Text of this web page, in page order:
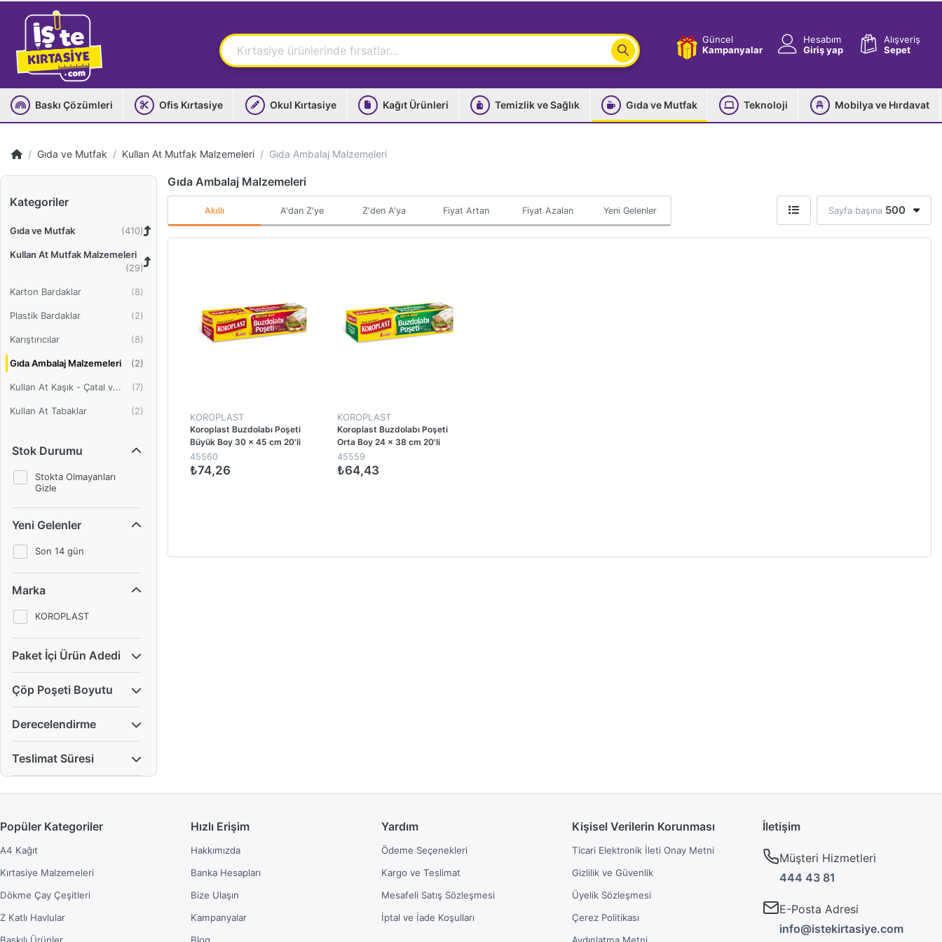
Güncel
Kampanyalar
Hesabım
Giriş yap
Alışveriş
Sepet
Baskı Çözümleri Ofis Kırtasiye Okul Kırtasiye Kağıt Ürünleri Temizlik ve Sağlık Gıda ve Mutfak Teknoloji Mobilya ve Hırdavat
Gıda ve Mutfak Kullan At Mutfak Malzemeleri Gıda Ambalaj Malzemeleri
Kategoriler
Gıda ve Mutfak
Kullan At Mutfak Malzemeleri
Karton Bardaklar
Plastik Bardaklar
Karıştırıcılar
Gıda Ambalaj Malzemeleri
Kullan At Kaşık - Çatal v...
Kullan At Tabaklar
Stok Durumu
Stokta Olmayanları
Gizle
Yeni Gelenler
Son 14 gün
Marka
KOROPLAST
Paket İçi Ürün Adedi
Çöp Poşeti Boyutu
Derecelendirme
Teslimat Süresi
Gıda Ambalaj Malzemeleri
Akıllı A'dan Z'ye Z'den A'ya Fiyat Artan Fiyat Azalan Yeni Gelenler Sayfa başına 500
KOROPLAST
Koroplast Buzdolabı Poşeti
Büyük Boy 30 x 45 cm 20'li
Paket
45560
₺74,26
KOROPLAST
Koroplast Buzdolabı Poşeti
Orta Boy 24 x 38 cm 20'li
Paket
45559
₺64,43
Popüler Kategoriler
A4 Kağıt
Kırtasiye Malzemeleri
Dökme Çay Çeşitleri
Z Katlı Havlular
Hızlı Erişim
Hakkımızda
Banka Hesapları
Bize Ulaşın
Kampanyalar
Yardım
Ödeme Seçenekleri
Kargo ve Teslimat
Mesafeli Satış Sözleşmesi
İptal ve İade Koşulları
Kişisel Verilerin Korunması
Ticari Elektronik İleti Onay Metni
Gizlilik ve Güvenlik
Üyelik Sözleşmesi
Çerez Politikası
İletişim
Müşteri Hizmetleri
444 43 81
E-Posta Adresi
info@istekirtasiye.com